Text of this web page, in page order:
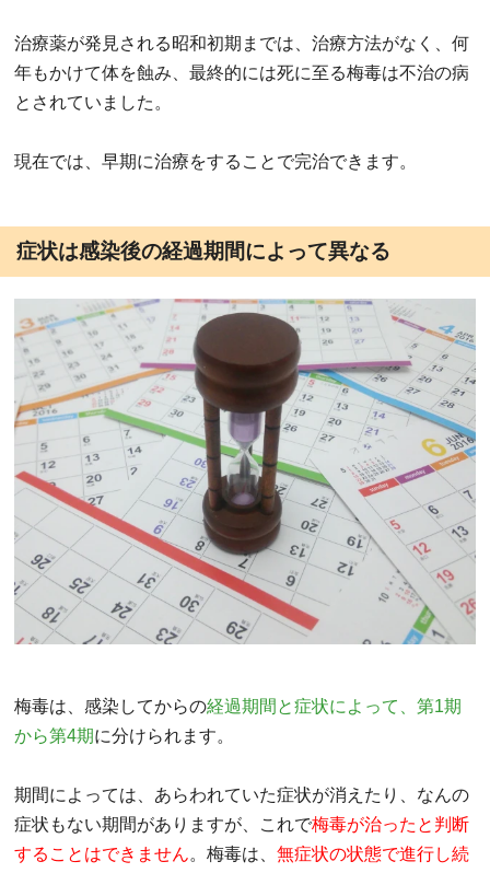
治療薬が発見される昭和初期までは、治療方法がなく、何
年もかけて体を蝕み、最終的には死に至る梅毒は不治の病
とされていました。
現在では、早期に治療をすることで完治できます。
症状は感染後の経過期間によって異なる
梅毒は、感染してからの経過期間と症状によって、第1期
から第4期に分けられます。
期間によっては、あらわれていた症状が消えたり、なんの
症状もない期間がありますが、これで梅毒が治ったと判断
することはできません。梅毒は、 無症状の状態で進行し続